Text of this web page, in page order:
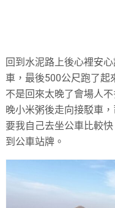
回到水泥路上後心裡安
車，最後500公尺跑了起
不是回來太晚了會場人
晚小米粥後走向接駁車
要我自己去坐公車比較
到公車站牌。